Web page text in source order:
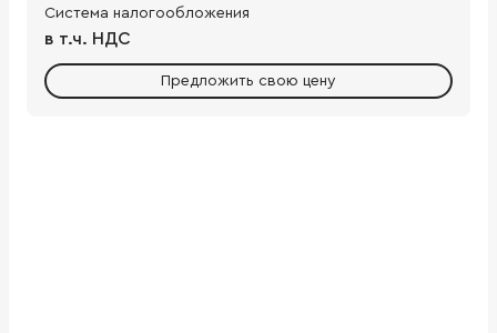
Система налогообложения
в т.ч. НДС
Предложить свою цену